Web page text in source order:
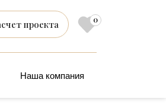
проекта 0
Наша компания